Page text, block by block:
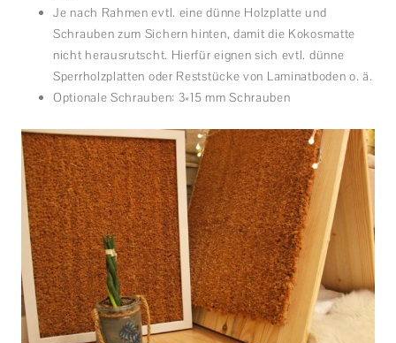
Je nach Rahmen evtl. eine dünne Holzplatte und
Schrauben zum Sichern hinten, damit die Kokosmatte
nicht herausrutscht. Hierfür eignen sich evtl. dünne
Sperrholzplatten oder Reststücke von Laminatboden o. ä.
Optionale Schrauben: 3×15 mm Schrauben